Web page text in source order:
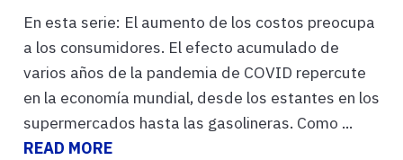
En esta serie: El aumento de los costos preocupa
a los consumidores. El efecto acumulado de
varios años de la pandemia de COVID repercute
en la economía mundial, desde los estantes en los
supermercados hasta las gasolineras. Como ...
READ MORE